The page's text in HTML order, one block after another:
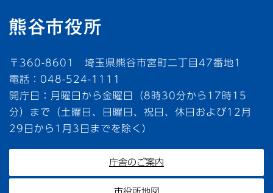
〒360-8601 埼玉県熊谷市宮町二丁目47番地1
電話：048-524-1111
開庁日：月曜日から金曜日（8時30分から17時15
分）まで（土曜日、日曜日、祝日、休日および12月
29日から1月3日までを除く）
庁舎のご案内